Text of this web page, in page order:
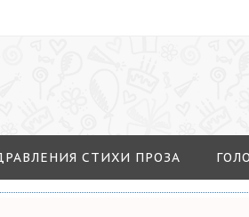
СТИХИ ПРОЗА